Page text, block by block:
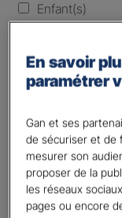
Enfant(s)
Laissez vide ou indiquez la
Vos
Etes-vous déjà
Oui
Non
En savoir
paramétrer
Gan et ses
de sécuriser et de
mesurer son
proposer de la
les réseaux
pages ou encore